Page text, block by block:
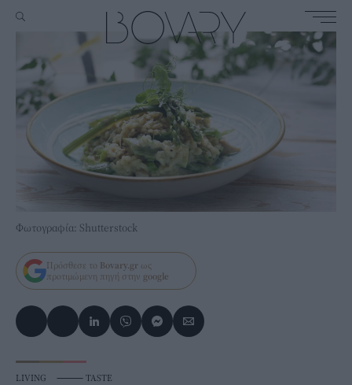
Φωτογραφία: Shutterstock
Πρόσθεσε το Bovary.gr ως
προτιμώμενη πηγή στην google
LIVING ⸻ TASTE